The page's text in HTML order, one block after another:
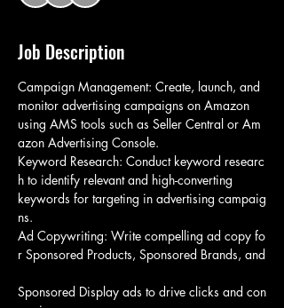
Job Description
Campaign Management: Create, launch, and
monitor advertising campaigns on Amazon
using AMS tools such as Seller Central or Am
azon Advertising Console.
Keyword Research: Conduct keyword researc
h to identify relevant and high-converting
keywords for targeting in advertising campaig
ns.
Ad Copywriting: Write compelling ad copy fo
r Sponsored Products, Sponsored Brands, and
Sponsored Display ads to drive clicks and con